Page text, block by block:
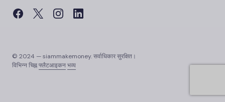
© 2024 — siammakemoney. सर्वाधिकार सुरक्षित।
विभिन्न चिह्नफ्लैटआइकनभव्य